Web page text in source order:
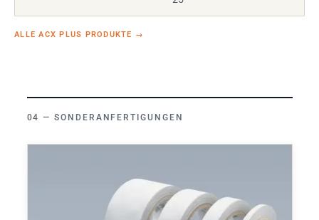
ALLE ACX PLUS PRODUKTE →
SONDERANFERTIGUNGEN